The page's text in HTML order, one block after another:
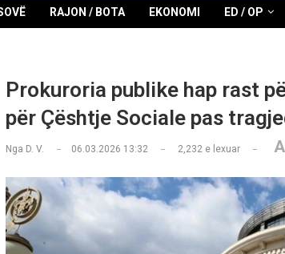
RAJON / BOTA EKONOMI ED / OP
Prokuroria publike hap rast
për Çështje Sociale pas
Nga D. V. 06.03.2026 13:32 2,232e lexuar